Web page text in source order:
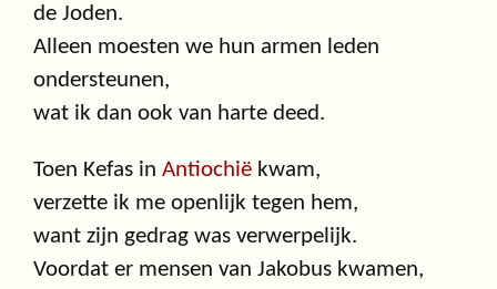
de Joden.
Alleen moesten we hun armen leden
ondersteunen,
wat ik dan ook van harte deed.
Toen Kefas in Antiochië kwam,
verzette ik me openlijk tegen hem,
want zijn gedrag was verwerpelijk.
Voordat er mensen van Jakobus kwamen,